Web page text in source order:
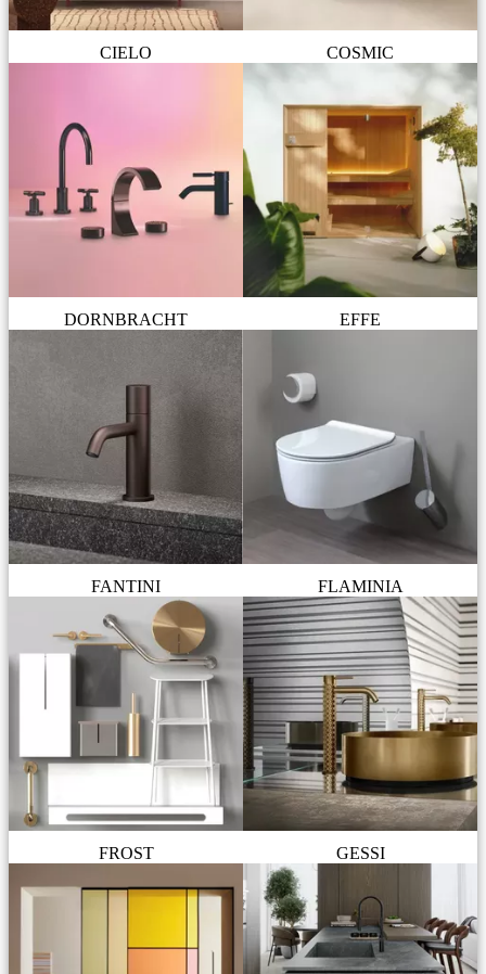
CIELO COSMIC
DORNBRACHT EFFE
FANTINI FLAMINIA
FROST GESSI